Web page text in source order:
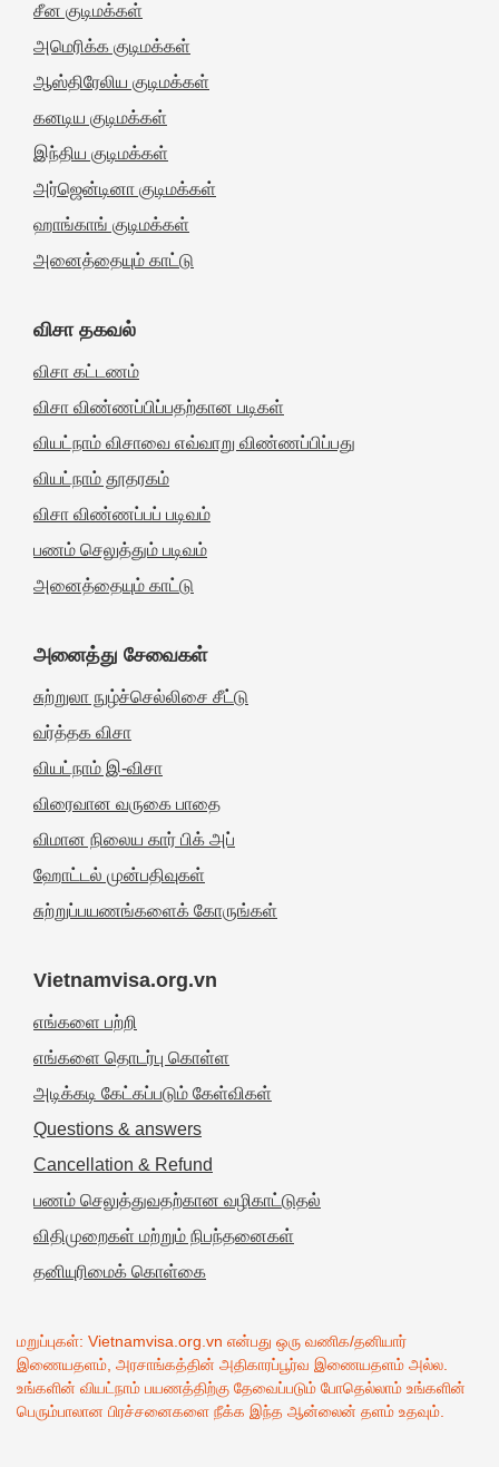
சீன குடிமக்கள்
அமெரிக்க குடிமக்கள்
ஆஸ்திரேலிய குடிமக்கள்
கனடிய குடிமக்கள்
இந்திய குடிமக்கள்
அர்ஜென்டினா குடிமக்கள்
ஹாங்காங் குடிமக்கள்
அனைத்தையும் காட்டு
விசா தகவல்
விசா கட்டணம்
விசா விண்ணப்பிப்பதற்கான படிகள்
வியட்நாம் விசாவை எவ்வாறு விண்ணப்பிப்பது
வியட்நாம் தூதரகம்
விசா விண்ணப்பப் படிவம்
பணம் செலுத்தும் படிவம்
அனைத்தையும் காட்டு
அனைத்து சேவைகள்
சுற்றுலா நுழ்ச்செல்லிசை சீட்டு
வர்த்தக விசா
வியட்நாம் இ-விசா
விரைவான வருகை பாதை
விமான நிலைய கார் பிக் அப்
ஹோட்டல் முன்பதிவுகள்
சுற்றுப்பயணங்களைக் கோருங்கள்
Vietnamvisa.org.vn
எங்களை பற்றி
எங்களை தொடர்பு கொள்ள
அடிக்கடி கேட்கப்படும் கேள்விகள்
Questions & answers
Cancellation & Refund
பணம் செலுத்துவதற்கான வழிகாட்டுதல்
விதிமுறைகள் மற்றும் நிபந்தனைகள்
தனியுரிமைக் கொள்கை
மறுப்புகள்: Vietnamvisa.org.vn என்பது ஒரு வணிக/தனியார்
இணையதளம், அரசாங்கத்தின் அதிகாரப்பூர்வ இணையதளம் அல்ல.
உங்களின் வியட்நாம் பயணத்திற்கு தேவைப்படும் போதெல்லாம் உங்களின்
பெரும்பாலான பிரச்சனைகளை நீக்க இந்த ஆன்லைன் தளம் உதவும்.